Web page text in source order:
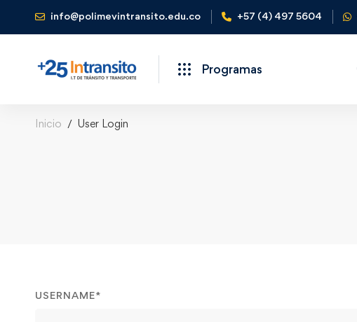
info@polimevintransito.edu.co +57 (4) 497 5604
Programas
Inicio User Login
USERNAME*